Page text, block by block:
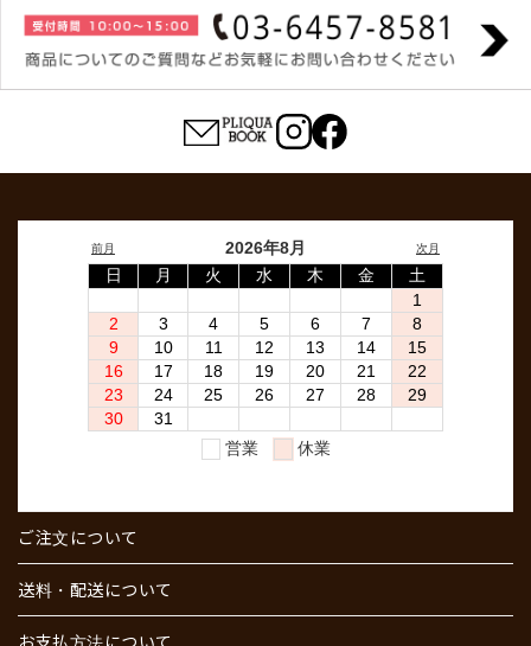
ご注文について
送料・配送について
お支払方法について